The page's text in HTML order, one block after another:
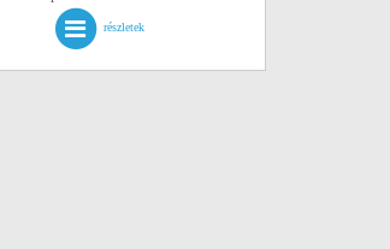
részletek